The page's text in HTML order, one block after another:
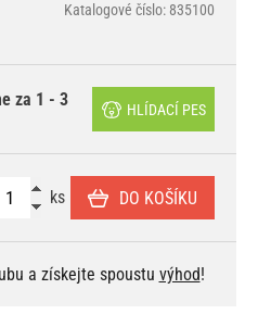
Katalogové číslo: 835100
za 1 - 3
HLÍDACÍ PES
ks DO KOŠÍKU
a získejte spoustu výhod!